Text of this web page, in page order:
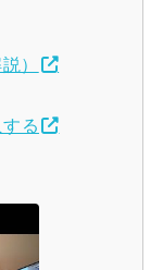
）
る